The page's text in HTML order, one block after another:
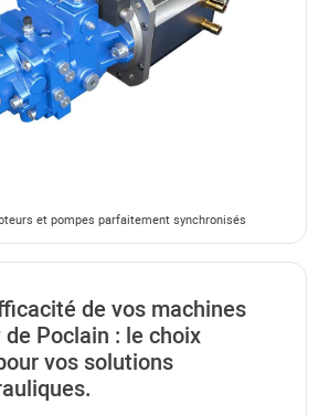
et pompes parfaitement synchronisés
de vos machines
Poclain : le choix
vos solutions